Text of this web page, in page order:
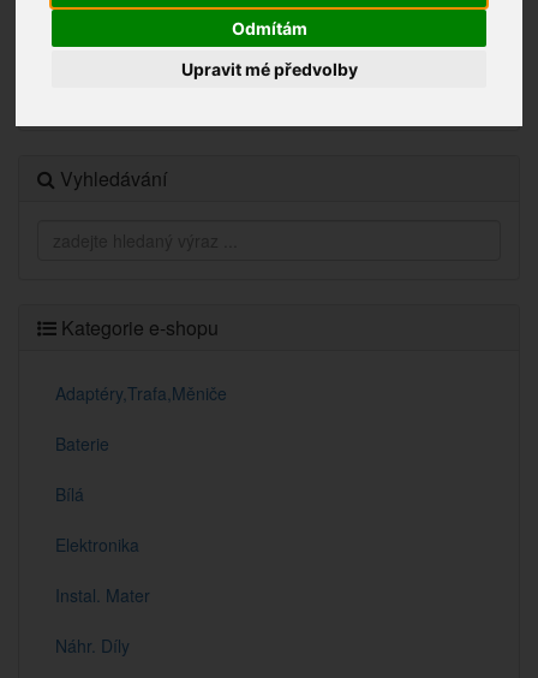
Odmítám
Upravit mé předvolby
Vyhledávání
Kategorie e-shopu
Adaptéry,Trafa,Měniče
Baterie
Bílá
Elektronika
Instal. Mater
Náhr. Díly